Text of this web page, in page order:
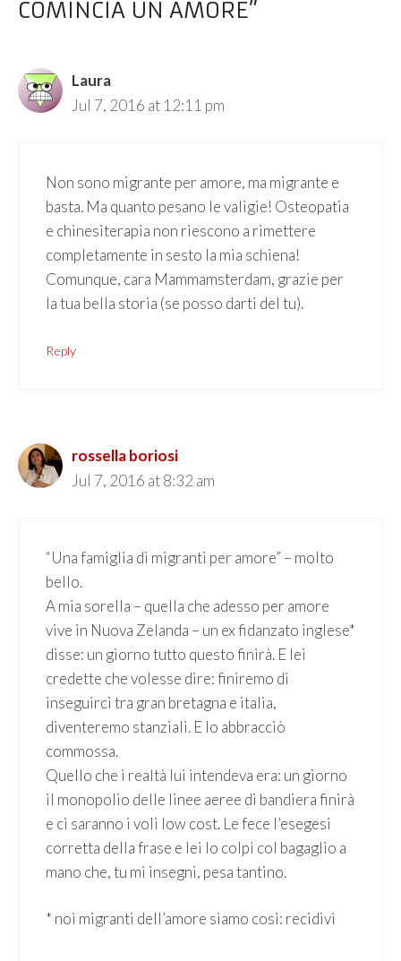
COMINCIA UN AMORE”
Laura
Jul 7, 2016 at 12:11 pm
Non sono migrante per amore, ma migrante e
basta. Ma quanto pesano le valigie! Osteopatia
e chinesiterapia non riescono a rimettere
completamente in sesto la mia schiena!
Comunque, cara Mammamsterdam, grazie per
la tua bella storia (se posso darti del tu).
Reply
rossella boriosi
Jul 7, 2016 at 8:32 am
“Una famiglia di migranti per amore” – molto
bello.
A mia sorella – quella che adesso per amore
vive in Nuova Zelanda – un ex fidanzato inglese*
disse: un giorno tutto questo finirà. E lei
credette che volesse dire: finiremo di
inseguirci tra gran bretagna e italia,
diventeremo stanziali. E lo abbracciò
commossa.
Quello che i realtà lui intendeva era: un giorno
il monopolio delle linee aeree di bandiera finirà
e ci saranno i voli low cost. Le fece l’esegesi
corretta della frase e lei lo colpì col bagaglio a
mano che, tu mi insegni, pesa tantino.
* noi migranti dell’amore siamo così: recidivi